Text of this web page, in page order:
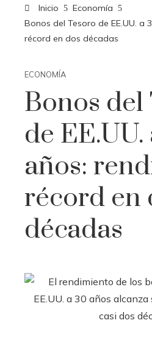
Inicio
Economía
Bonos del Tesoro de EE.UU. a
récord en dos décadas
ECONOMÍA
Bonos del
de EE.UU.
años:
récord en
décadas